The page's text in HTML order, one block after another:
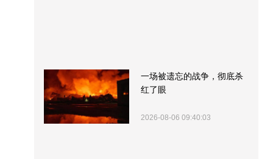
一场被遗忘的战争，彻底杀
红了眼
2026-08-06 09:40:03